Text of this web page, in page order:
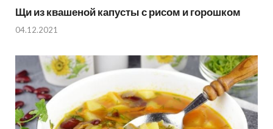
Щи из квашеной капусты с рисом и горошком
04.12.2021